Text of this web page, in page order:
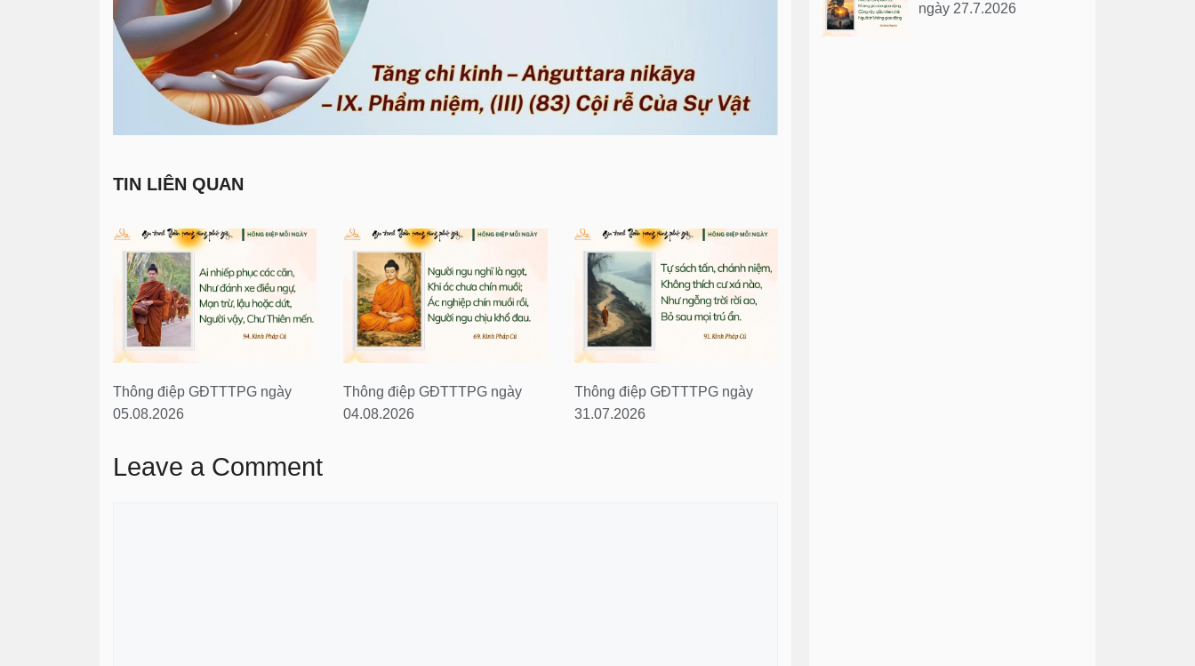
TIN LIÊN QUAN
Thông điệp GĐTTTPG ngày
05.08.2026
Thông điệp GĐTTTPG ngày
04.08.2026
Thông điệp GĐTTTPG ngày
31.07.2026
Leave a Comment
ngày 27.7.2026